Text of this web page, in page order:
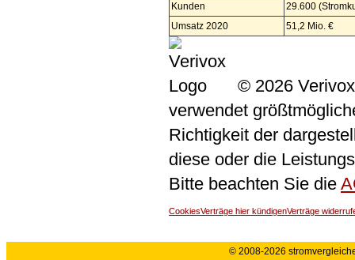
Kunden
29.600
Umsatz 2020
51,2 Mio. €
© 2026
verwendet
Richtigkeit der
diese oder die
Bitte beachten Sie die
CookiesVerträge hier kündigenVerträge
© 2008-2026